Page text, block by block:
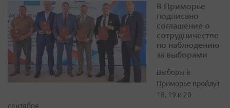
В Приморье
подписано
соглашение о
сотрудничестве
по наблюдению
за выборами
Выборы в
Приморье пройдут
18, 19 и 20
сентября